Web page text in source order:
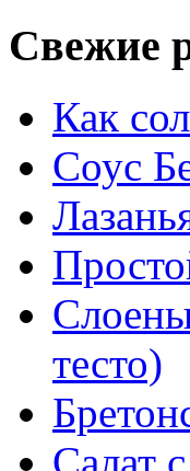
Свежие
Как
Соус
тесто)
Салат